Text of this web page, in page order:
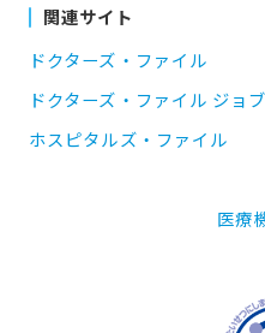
関連サイト
ドクターズ・ファイル
ドクターズ・ファイル ジョ
ホスピタルズ・ファイル
医療